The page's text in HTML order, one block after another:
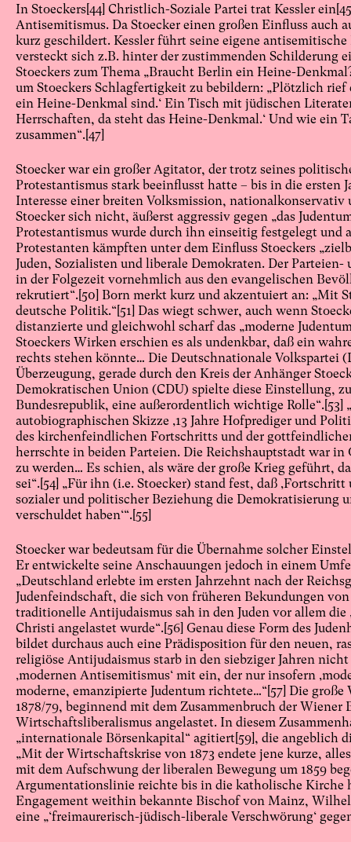
In Stoeckers[44] Christlich-Soziale Partei trat Kessler ein
Antisemitismus. Da Stoecker einen großen Einfluss auch
kurz geschildert. Kessler führt seine eigene
versteckt sich z.B. hinter der zustimmenden Schilderung
Stoeckers zum Thema „Braucht Berlin ein Heine-
um Stoeckers Schlagfertigkeit zu bebildern: „Plötzlich
ein Heine-Denkmal sind.‘ Ein Tisch mit jüdischen
Herrschaften, da steht das Heine-Denkmal.‘ Und wie ein
zusammen“.[47]
Stoecker war ein großer Agitator, der trotz seines
Protestantismus stark beeinflusst hatte – bis in die ersten
Interesse einer breiten Volksmission,
Stoecker sich nicht, äußerst aggressiv gegen „das
Protestantismus wurde durch ihn einseitig festgelegt und
Protestanten kämpften unter dem Einfluss Stoeckers
Juden, Sozialisten und liberale Demokraten. Der
in der Folgezeit vornehmlich aus den evangelischen
rekrutiert“.[50] Born merkt kurz und akzentuiert an: „Mit
deutsche Politik.“[51] Das wiegt schwer, auch wenn
distanzierte und gleichwohl scharf das „moderne
Stoeckers Wirken erschien es als undenkbar, daß ein
rechts stehen könnte… Die Deutschnationale Volkspartei
Überzeugung, gerade durch den Kreis der Anhänger
Demokratischen Union (CDU) spielte diese Einstellung,
Bundesrepublik, eine außerordentlich wichtige Rolle“.[53]
autobiographischen Skizze ‚13 Jahre Hofprediger und
des kirchenfeindlichen Fortschritts und der
herrschte in beiden Parteien. Die Reichshauptstadt war
zu werden… Es schien, als wäre der große Krieg geführt,
sei“.[54] „Für ihn (i.e. Stoecker) stand fest, daß
sozialer und politischer Beziehung die Demokratisierung
verschuldet haben‘“.[55]
Stoecker war bedeutsam für die Übernahme solcher
Er entwickelte seine Anschauungen jedoch in einem
„Deutschland erlebte im ersten Jahrzehnt nach der
Judenfeindschaft, die sich von früheren Bekundungen von
traditionelle Antijudaismus sah in den Juden vor allem die
Christi angelastet wurde“.[56] Genau diese Form des
bildet durchaus auch eine Prädisposition für den neuen,
religiöse Antijudaismus starb in den siebziger Jahren
‚modernen Antisemitismus‘ mit ein, der nur insofern
moderne, emanzipierte Judentum richtete…“[57] Die große
1878/79, beginnend mit dem Zusammenbruch der Wiener
Wirtschaftsliberalismus angelastet. In diesem
„internationale Börsenkapital“ agitiert[59], die angeblich
„Mit der Wirtschaftskrise von 1873 endete jene kurze,
mit dem Aufschwung der liberalen Bewegung um 1859
Argumentationslinie reichte bis in die katholische Kirche
Engagement weithin bekannte Bischof von Mainz,
eine „‘freimaurerisch-jüdisch-liberale Verschwörung‘